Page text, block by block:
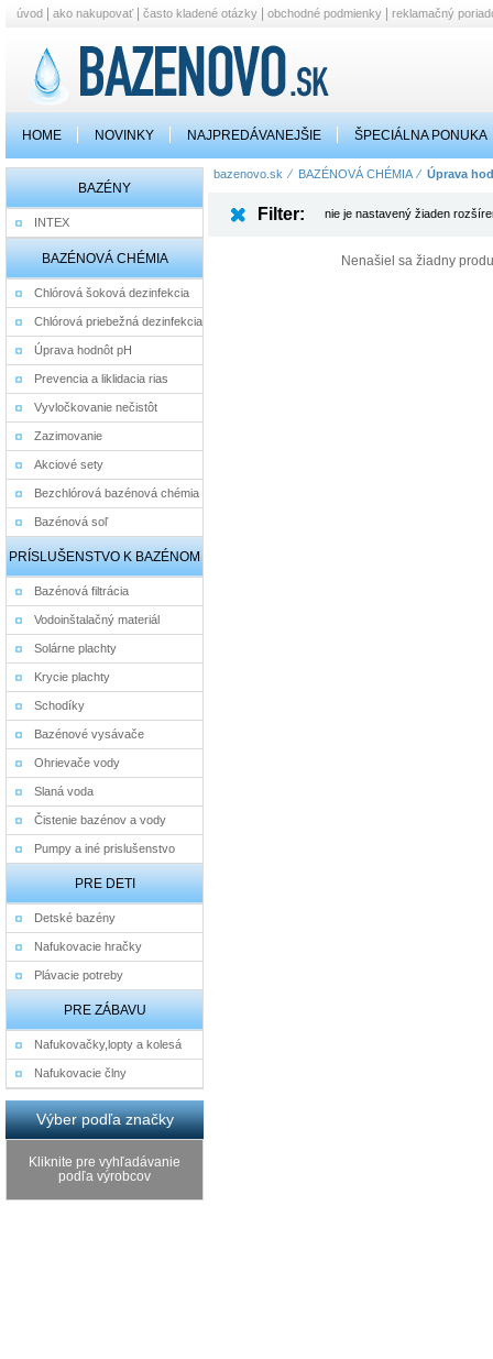
úvod ako nakupovať často kladené otázky obchodné podmienky reklamačný
HOME NOVINKY NAJPREDÁVANEJŠIE ŠPECIÁLNA PONUKA
BAZÉNY
INTEX
BAZÉNOVÁ CHÉMIA
Chlórová šoková dezinfekcia
Chlórová priebežná dezinfekcia
Úprava hodnôt pH
Prevencia a liklidacia rias
Vyvločkovanie nečistôt
Zazimovanie
Akciové sety
Bezchlórová bazénová chémia
Bazénová soľ
PRÍSLUŠENSTVO K BAZÉNOM
Bazénová filtrácia
Vodoinštalačný materiál
Solárne plachty
Krycie plachty
Schodíky
Bazénové vysávače
Ohrievače vody
Slaná voda
Čistenie bazénov a vody
Pumpy a iné prislušenstvo
PRE DETI
Detské bazény
Nafukovacie hračky
Plávacie potreby
PRE ZÁBAVU
Nafukovačky,lopty a kolesá
Nafukovacie člny
Výber podľa značky
Kliknite pre vyhľadávanie
podľa výrobcov
bazenovo.sk ⁄ BAZÉNOVÁ CHÉMIA ⁄ Úprava
Filter: nie je nastavený žiaden
Nenašiel sa žiadny